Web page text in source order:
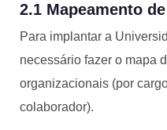
2.1 Mapeamento
Para implantar a
necessário fazer o mapa
organizacionais (por
colaborador).